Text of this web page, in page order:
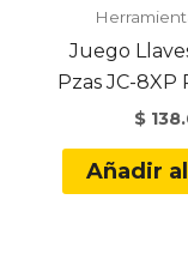
Juego
Pzas JC-8XP
$
Añadir